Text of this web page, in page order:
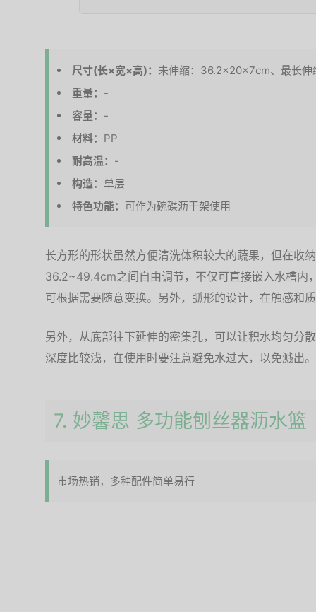
尺寸(长×宽×高)： 未伸缩：36.2×20×7cm、最长
重量： -
容量： -
材料： PP
耐高温： -
构造： 单层
特色功能： 可作为碗碟沥干架使用
长方形的形状虽然方便清洗体积较大的蔬果，但在收
36.2~49.4cm之间自由调节，不仅可直接嵌入水槽内
可根据需要随意变换。另外，弧形的设计，在触感和
另外，从底部往下延伸的密集孔，可以让积水均匀分
深度比较浅，在使用时要注意避免水过大，以免溅出。
7. 妙馨思 多功能刨丝器沥水篮
市场热销，多种配件简单易行